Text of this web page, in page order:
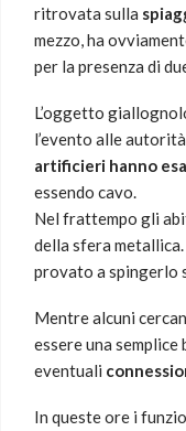
ritrovata sulla
mezzo, ha
per la presenza di
L’oggetto
l’evento alle
artificieri hanno
essendo cavo.
Nel frattempo gli
della sfera
provato a spingerlo
Mentre alcuni
essere una
eventuali
In queste ore i